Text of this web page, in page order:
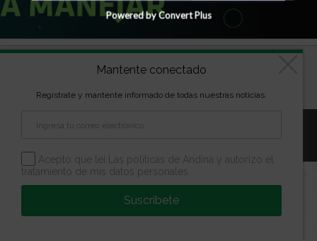
reservados
Aviso Legal Política de Privacidad
Mantente conectado
Regístrate y mantente informado de todas nuestras noticias.
Acepto que leí Las políticas de Andina y autorizo el
tratamiento de mis datos personales.
Suscríbete
Powered by Convert Plus